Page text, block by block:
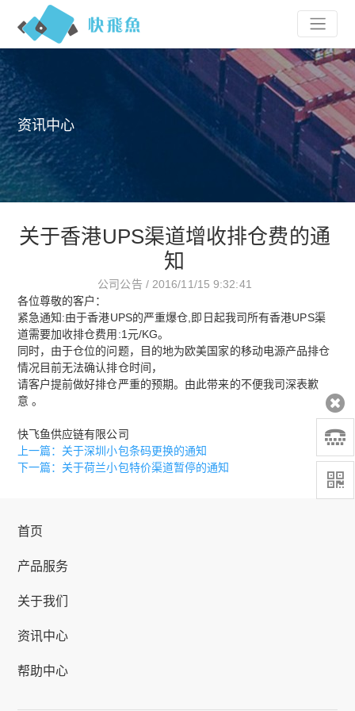
资讯中心
关于香港UPS渠道增收排仓费的通
知
公司公告 / 2016/11/15 9:32:41
各位尊敬的客户：
紧急通知:由于香港UPS的严重爆仓,即日起我司所有香港UPS渠
道需要加收排仓费用:1元/KG。
同时，由于仓位的问题，目的地为欧美国家的移动电源产品排仓
情况目前无法确认排仓时间，
请客户提前做好排仓严重的预期。由此带来的不便我司深表歉
意 。
快飞鱼供应链有限公司
上一篇：关于深圳小包条码更换的通知
下一篇：关于荷兰小包特价渠道暂停的通知
首页
产品服务
关于我们
资讯中心
帮助中心